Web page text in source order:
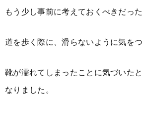
もう少し事前に考えておくべきだっ
道を歩く際に、滑らないように気を
靴が濡れてしまったことに気づいた
なりました。